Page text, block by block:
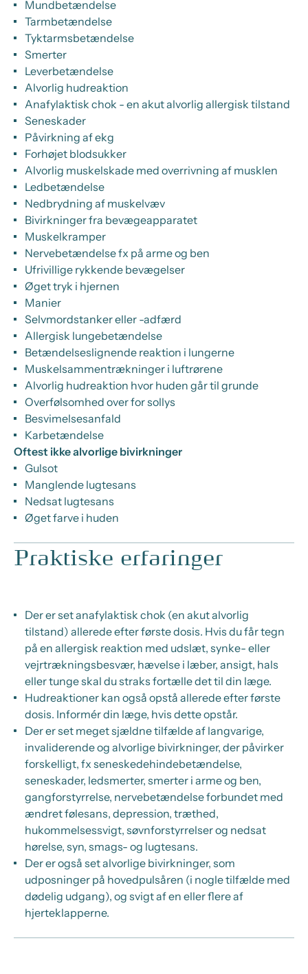
Mundbetændelse
Tarmbetændelse
Tyktarmsbetændelse
Smerter
Leverbetændelse
Alvorlig hudreaktion
Anafylaktisk chok - en akut alvorlig allergisk tilstand
Seneskader
Påvirkning af ekg
Forhøjet blodsukker
Alvorlig muskelskade med overrivning af musklen
Ledbetændelse
Nedbrydning af muskelvæv
Bivirkninger fra bevægeapparatet
Muskelkramper
Nervebetændelse fx på arme og ben
Ufrivillige rykkende bevægelser
Øget tryk i hjernen
Manier
Selvmordstanker eller -adfærd
Allergisk lungebetændelse
Betændelseslignende reaktion i lungerne
Muskelsammentrækninger i luftrørene
Alvorlig hudreaktion hvor huden går til grunde
Overfølsomhed over for sollys
Besvimelsesanfald
Karbetændelse
Oftest ikke alvorlige bivirkninger
Gulsot
Manglende lugtesans
Nedsat lugtesans
Øget farve i huden
Praktiske erfaringer
Der er set anafylaktisk chok (en akut alvorlig
tilstand) allerede efter første dosis. Hvis du får tegn
på en allergisk reaktion med udslæt, synke- eller
vejrtrækningsbesvær, hævelse i læber, ansigt, hals
eller tunge skal du straks fortælle det til din læge.
Hudreaktioner kan også opstå allerede efter første
dosis. Informér din læge, hvis dette opstår.
Der er set meget sjældne tilfælde af langvarige,
invaliderende og alvorlige bivirkninger, der påvirker
forskelligt, fx seneskedehindebetændelse,
seneskader, ledsmerter, smerter i arme og ben,
gangforstyrrelse, nervebetændelse forbundet med
ændret følesans, depression, træthed,
hukommelsessvigt, søvnforstyrrelser og nedsat
hørelse, syn, smags- og lugtesans.
Der er også set alvorlige bivirkninger, som
udposninger på hovedpulsåren (i nogle tilfælde med
dødelig udgang), og svigt af en eller flere af
hjerteklapperne.